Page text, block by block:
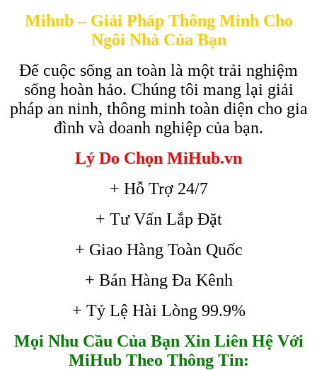
Mihub – Giải Pháp Thông Minh Cho
Ngôi Nhà Của Bạn
Để cuộc sống an toàn là một trải nghiệm
sống hoàn hảo. Chúng tôi mang lại giải
pháp an ninh, thông minh toàn diện cho gia
đình và doanh nghiệp của bạn.
Lý Do Chọn MiHub.vn
+ Hỗ Trợ 24/7
+ Tư Vấn Lắp Đặt
+ Giao Hàng Toàn Quốc
+ Bán Hàng Đa Kênh
+ Tỷ Lệ Hài Lòng 99.9%
Mọi Nhu Cầu Của Bạn Xin Liên Hệ Với
MiHub Theo Thông Tin: